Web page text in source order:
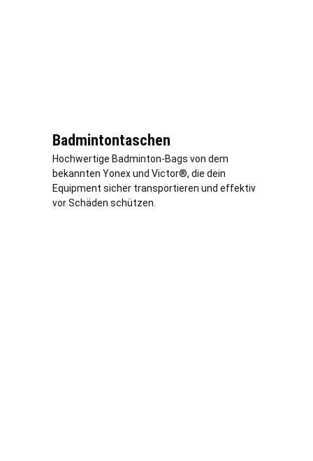
Badmintontaschen
Hochwertige Badminton-Bags von dem
bekannten Yonex und Victor®, die dein
Equipment sicher transportieren und effektiv
vor Schäden schützen.